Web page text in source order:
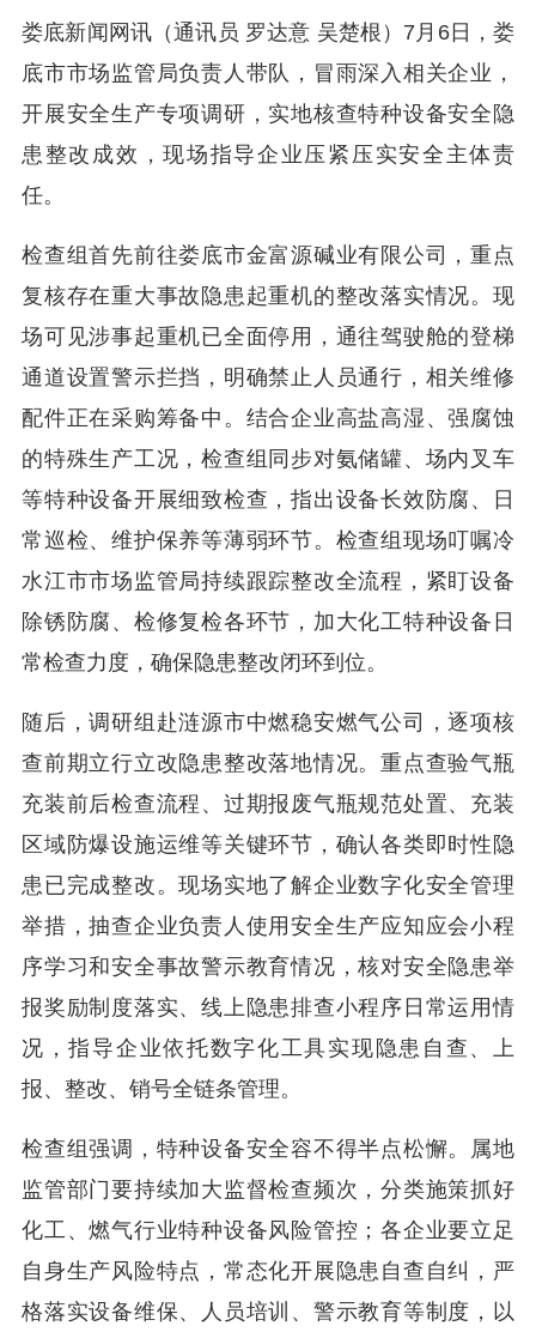
娄底新闻网讯（通讯员 罗达意 吴楚根）7月6日，娄
底市市场监管局负责人带队，冒雨深入相关企业，
开展安全生产专项调研，实地核查特种设备安全隐
患整改成效，现场指导企业压紧压实安全主体责
任。
检查组首先前往娄底市金富源碱业有限公司，重点
复核存在重大事故隐患起重机的整改落实情况。现
场可见涉事起重机已全面停用，通往驾驶舱的登梯
通道设置警示拦挡，明确禁止人员通行，相关维修
配件正在采购筹备中。结合企业高盐高湿、强腐蚀
的特殊生产工况，检查组同步对氨储罐、场内叉车
等特种设备开展细致检查，指出设备长效防腐、日
常巡检、维护保养等薄弱环节。检查组现场叮嘱冷
水江市市场监管局持续跟踪整改全流程，紧盯设备
除锈防腐、检修复检各环节，加大化工特种设备日
常检查力度，确保隐患整改闭环到位。
随后，调研组赴涟源市中燃稳安燃气公司，逐项核
查前期立行立改隐患整改落地情况。重点查验气瓶
充装前后检查流程、过期报废气瓶规范处置、充装
区域防爆设施运维等关键环节，确认各类即时性隐
患已完成整改。现场实地了解企业数字化安全管理
举措，抽查企业负责人使用安全生产应知应会小程
序学习和安全事故警示教育情况，核对安全隐患举
报奖励制度落实、线上隐患排查小程序日常运用情
况，指导企业依托数字化工具实现隐患自查、上
报、整改、销号全链条管理。
检查组强调，特种设备安全容不得半点松懈。属地
监管部门要持续加大监督检查频次，分类施策抓好
化工、燃气行业特种设备风险管控；各企业要立足
自身生产风险特点，常态化开展隐患自查自纠，严
格落实设备维保、人员培训、警示教育等制度，以